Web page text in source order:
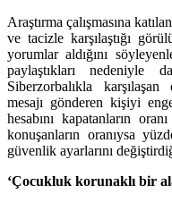
Araştırma çalışmasına
ve tacizle karşılaştığı
yorumlar aldığını
paylaştıkları nedeniyle
Siberzorbalıkla
mesajı gönderen kişiyi
hesabını kapatanların
konuşanların oranıysa
güvenlik ayarlarını
‘Çocukluk korunaklı bir